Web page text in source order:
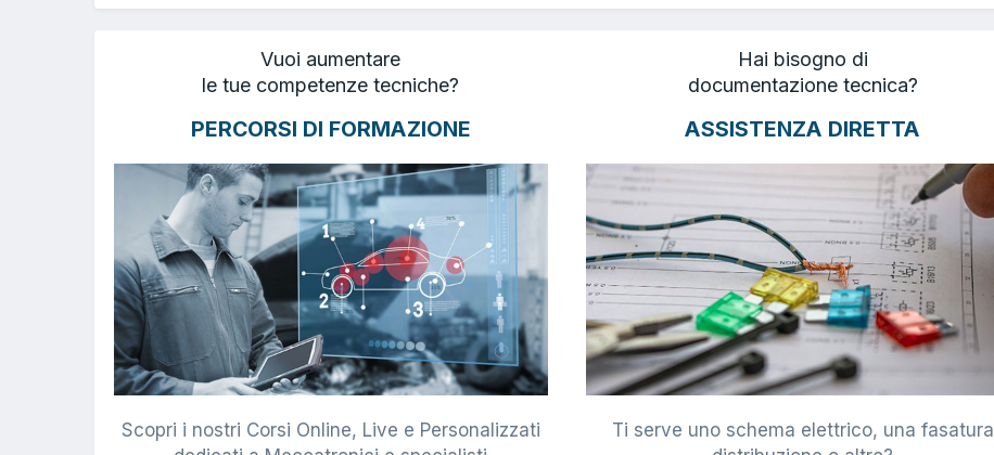
Vuoi aumentare
le tue competenze tecniche?
PERCORSI DI FORMAZIONE
Scopri i nostri Corsi Online, Live e Personalizzati
Hai bisogno di
documentazione tecnica?
ASSISTENZA DIRETTA
Ti serve uno schema elettrico, una fasatura